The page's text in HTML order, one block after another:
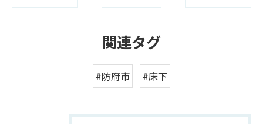
関連タグ
#防府市 #床下